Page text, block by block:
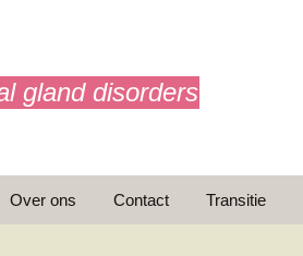
gland disorders
Over ons Contact Transitie